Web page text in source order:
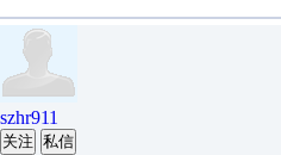
szhr911
关注 私信